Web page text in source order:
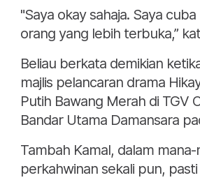
"Saya okay sahaja. Saya
orang yang lebih terbuka,”
Beliau berkata demikian
majlis pelancaran drama
Putih Bawang Merah di TGV
Bandar Utama Damansara
Tambah Kamal, dalam mana-
perkahwinan sekali pun,